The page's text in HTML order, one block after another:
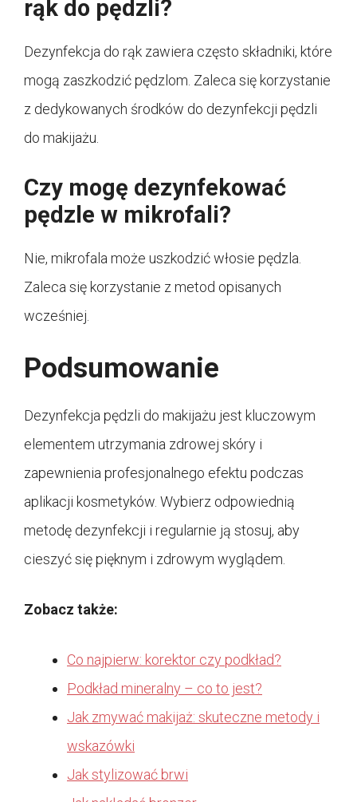
rąk do pędzli?
Dezynfekcja do rąk zawiera często składniki, które
mogą zaszkodzić pędzlom. Zaleca się korzystanie
z dedykowanych środków do dezynfekcji pędzli
do makijażu.
Czy mogę dezynfekować
pędzle w mikrofali?
Nie, mikrofala może uszkodzić włosie pędzla.
Zaleca się korzystanie z metod opisanych
wcześniej.
Podsumowanie
Dezynfekcja pędzli do makijażu jest kluczowym
elementem utrzymania zdrowej skóry i
zapewnienia profesjonalnego efektu podczas
aplikacji kosmetyków. Wybierz odpowiednią
metodę dezynfekcji i regularnie ją stosuj, aby
cieszyć się pięknym i zdrowym wyglądem.
Zobacz także:
Co najpierw: korektor czy podkład?
Podkład mineralny – co to jest?
Jak zmywać makijaż: skuteczne metody i
wskazówki
Jak stylizować brwi